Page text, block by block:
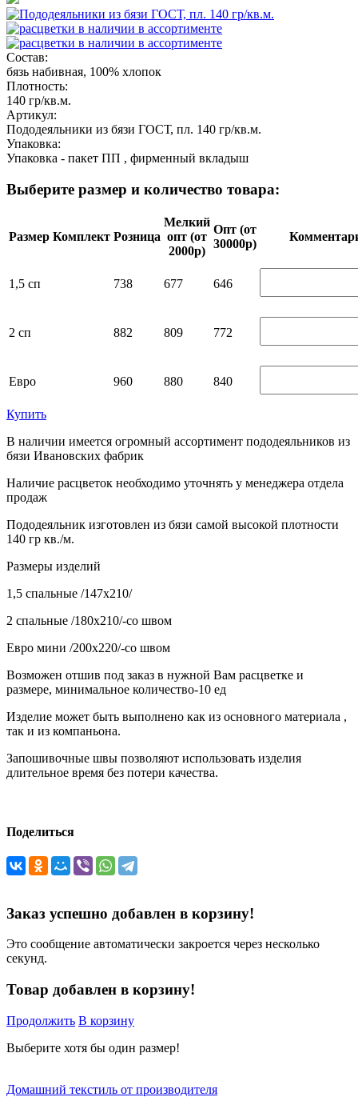
Состав:
бязь набивная, 100% хлопок
Плотность:
140 гр/кв.м.
Артикул:
Пододеяльники из бязи ГОСТ, пл. 140 гр/кв.м.
Упаковка:
Упаковка - пакет ПП , фирменный вкладыш
Выберите размер и количество товара:
Размер Комплект Розница
Мелкий
опт (от
2000р)
Опт (от
30000р)
1,5 сп 738 677 646
2 сп 882 809 772
Евро 960 880 840
Купить
В наличии имеется огромный ассортимент пододеяльников из
бязи Ивановских фабрик
Наличие расцветок необходимо уточнять у менеджера отдела
продаж
Пододеяльник изготовлен из бязи самой высокой плотности
140 гр кв./м.
Размеры изделий
1,5 спальные /147х210/
2 спальные /180х210/-со швом
Евро мини /200х220/-со швом
Возможен отшив под заказ в нужной Вам расцветке и
размере, минимальное количество-10 ед
Изделие может быть выполнено как из основного материала ,
так и из компаньона.
Запошивочные швы позволяют использовать изделия
длительное время без потери качества.
Поделиться
Заказ успешно добавлен в корзину!
Это сообщение автоматически закроется через несколько
секунд.
Товар добавлен в корзину!
Продолжить В корзину
Выберите хотя бы один размер!
Домашний текстиль от производителя